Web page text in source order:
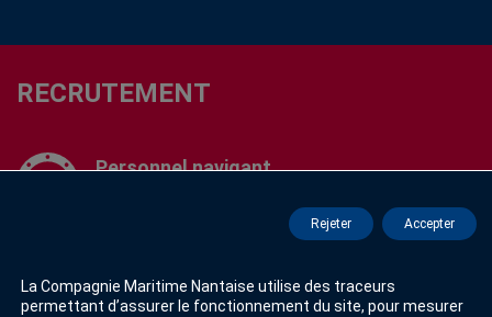
RECRUTEMENT
Personnel navigant
Voir les offres
La Compagnie Maritime Nantaise utilise des traceurs
permettant d’assurer le fonctionnement du site, pour mesurer
Accepter
Rejeter